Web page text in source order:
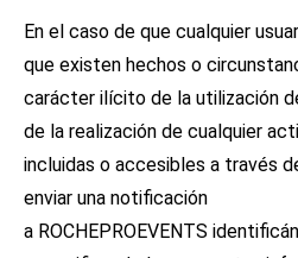
En el caso de que cualquier
que existen hechos o
carácter ilícito de la utilización
de la realización de cualquier
incluidas o accesibles a través
enviar una notificación
a ROCHEPROEVENTS